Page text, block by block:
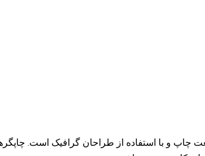
چاپ و با استفاده از طراحان گرافیک است.